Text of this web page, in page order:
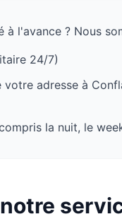
l'avance ? Nous
24/7)
votre adresse à
la nuit, le